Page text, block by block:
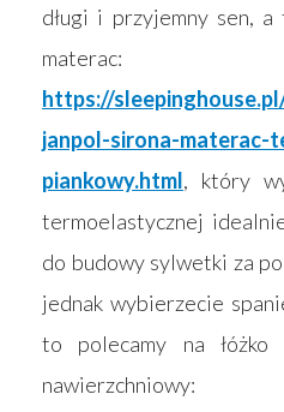
długi i przyjemny sen,
materac:
https://
janpol-sirona-materac-
piankowy.html, który
termoelastycznej
do budowy sylwetki za
jednak wybierzecie
to polecamy na łóżko
nawierzchniowy: